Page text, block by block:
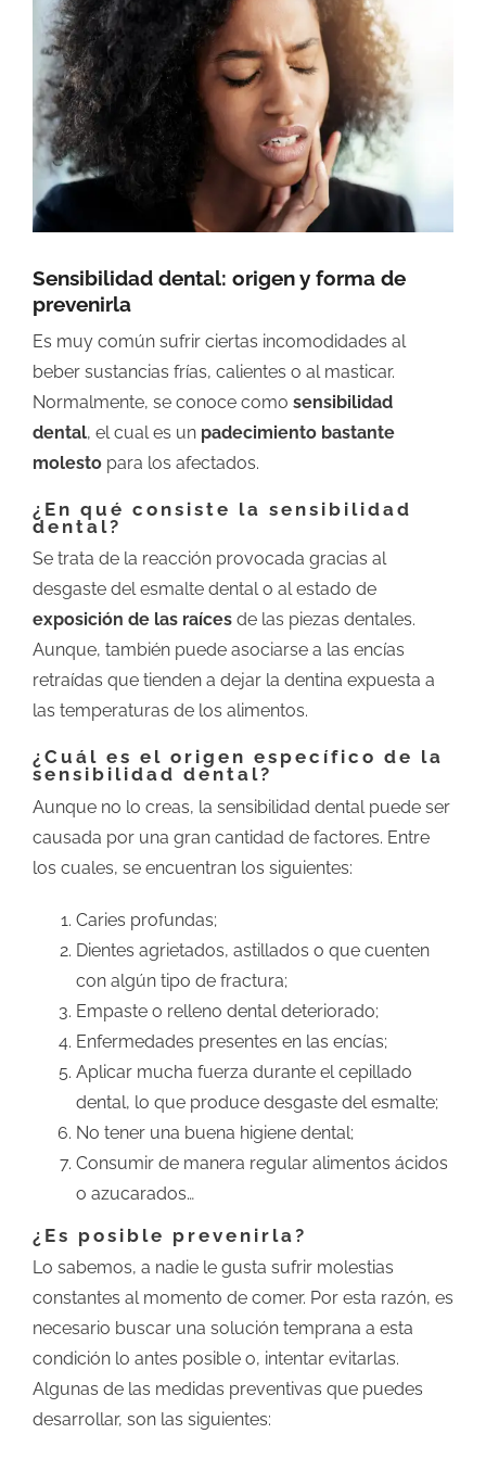
grande
Sensibilidad dental: origen y forma de
prevenirla
Es muy común sufrir ciertas incomodidades al
beber sustancias frías, calientes o al masticar.
Normalmente, se conoce como sensibilidad
dental, el cual es un padecimiento bastante
molesto para los afectados.
¿En qué consiste la sensibilidad
dental?
Se trata de la reacción provocada gracias al
desgaste del esmalte dental o al estado de
exposición de las raíces de las piezas dentales.
Aunque, también puede asociarse a las encías
retraídas que tienden a dejar la dentina expuesta a
las temperaturas de los alimentos.
¿Cuál es el origen específico de la
sensibilidad dental?
Aunque no lo creas, la sensibilidad dental puede ser
causada por una gran cantidad de factores. Entre
los cuales, se encuentran los siguientes:
Caries profundas;
Dientes agrietados, astillados o que cuenten
con algún tipo de fractura;
Empaste o relleno dental deteriorado;
Enfermedades presentes en las encías;
Aplicar mucha fuerza durante el cepillado
dental, lo que produce desgaste del esmalte;
No tener una buena higiene dental;
Consumir de manera regular alimentos ácidos
o azucarados…
¿Es posible prevenirla?
Lo sabemos, a nadie le gusta sufrir molestias
constantes al momento de comer. Por esta razón, es
necesario buscar una solución temprana a esta
condición lo antes posible o, intentar evitarlas.
Algunas de las medidas preventivas que puedes
desarrollar, son las siguientes: